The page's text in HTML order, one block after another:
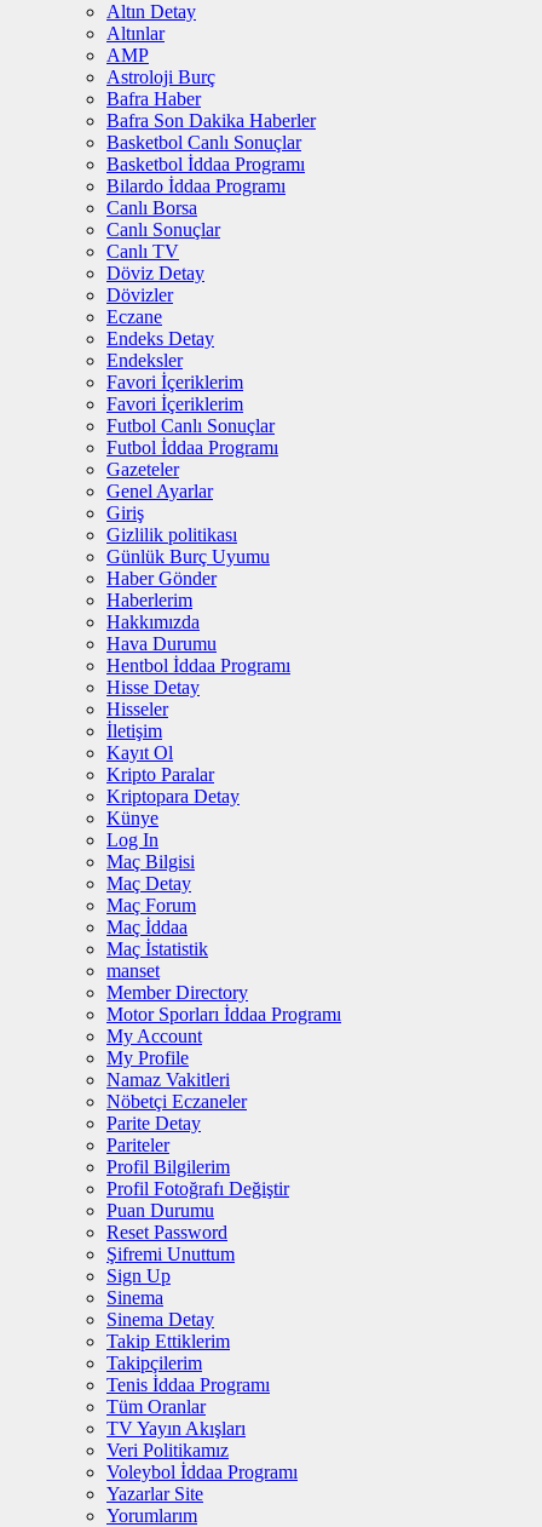
Altın Detay
Altınlar
AMP
Astroloji Burç
Bafra Haber
Bafra Son Dakika Haberler
Basketbol Canlı Sonuçlar
Basketbol İddaa Programı
Bilardo İddaa Programı
Canlı Borsa
Canlı Sonuçlar
Canlı TV
Döviz Detay
Dövizler
Eczane
Endeks Detay
Endeksler
Favori İçeriklerim
Favori İçeriklerim
Futbol Canlı Sonuçlar
Futbol İddaa Programı
Gazeteler
Genel Ayarlar
Giriş
Gizlilik politikası
Günlük Burç Uyumu
Haber Gönder
Haberlerim
Hakkımızda
Hava Durumu
Hentbol İddaa Programı
Hisse Detay
Hisseler
İletişim
Kayıt Ol
Kripto Paralar
Kriptopara Detay
Künye
Log In
Maç Bilgisi
Maç Detay
Maç Forum
Maç İddaa
Maç İstatistik
manset
Member Directory
Motor Sporları İddaa Programı
My Account
My Profile
Namaz Vakitleri
Nöbetçi Eczaneler
Parite Detay
Pariteler
Profil Bilgilerim
Profil Fotoğrafı Değiştir
Puan Durumu
Reset Password
Şifremi Unuttum
Sign Up
Sinema
Sinema Detay
Takip Ettiklerim
Takipçilerim
Tenis İddaa Programı
Tüm Oranlar
TV Yayın Akışları
Veri Politikamız
Voleybol İddaa Programı
Yazarlar Site
Yorumlarım